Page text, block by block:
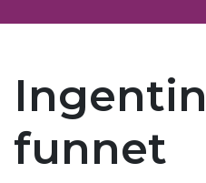
funnet